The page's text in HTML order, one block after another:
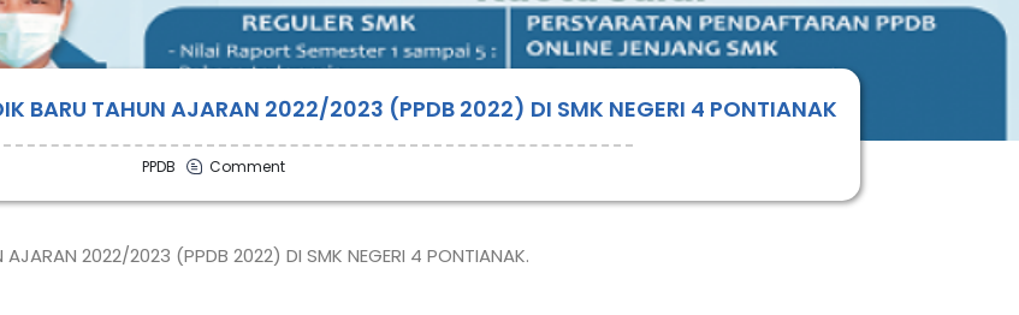
BARU TAHUN AJARAN 2022/2023 (PPDB 2022) DI SMK NEGERI 4 PONTIANAK
PPDB Comment
AJARAN 2022/2023 (PPDB 2022) DI SMK NEGERI 4 PONTIANAK.